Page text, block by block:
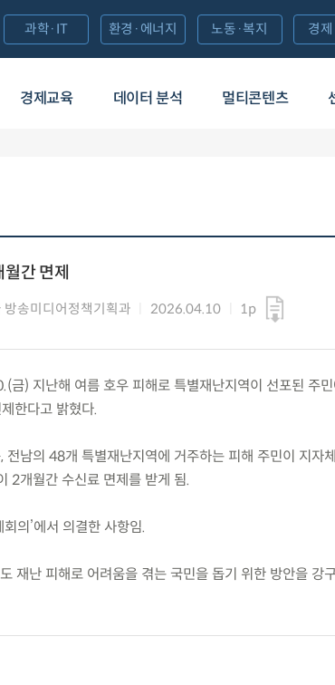
경제교육 데이터 분석 멀티콘텐츠
과학·IT 환경·에너지 노동·복지 경
간 면제
송미디어정책기획과 2026.04.10 1p
금) 지난해 여름 호우 피해로 특별재난지역이 선포된 주민
한다고 밝혔다.
남의 48개 특별재난지역에 거주하는 피해 주민이 지자
2개월간 수신료 면제를 받게 됨.
의’에서 의결한 사항임.
재난 피해로 어려움을 겪는 국민을 돕기 위한 방안을 강